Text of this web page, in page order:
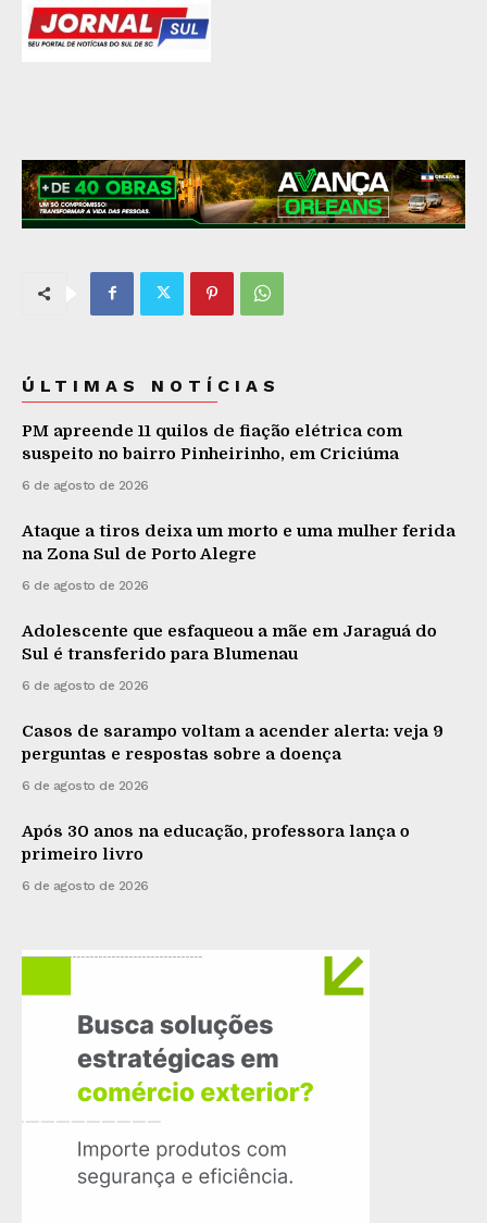
ÚLTIMAS NOTÍCIAS
PM apreende 11 quilos de fiação elétrica com
suspeito no bairro Pinheirinho, em Criciúma
6 de agosto de 2026
Ataque a tiros deixa um morto e uma mulher ferida
na Zona Sul de Porto Alegre
6 de agosto de 2026
Adolescente que esfaqueou a mãe em Jaraguá do
Sul é transferido para Blumenau
6 de agosto de 2026
Casos de sarampo voltam a acender alerta: veja 9
perguntas e respostas sobre a doença
6 de agosto de 2026
Após 30 anos na educação, professora lança o
primeiro livro
6 de agosto de 2026